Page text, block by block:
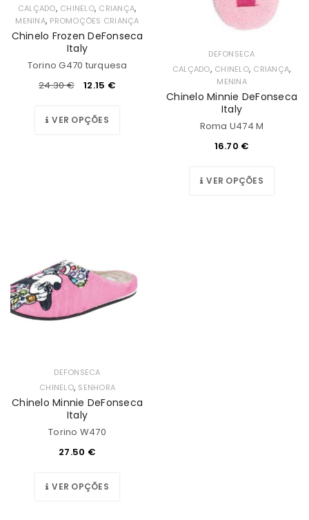
CALÇADO, CHINELO, CRIANÇA,
MENINA, PROMOÇÕES CRIANÇA
Chinelo Frozen DeFonseca
Italy
Torino G470 turquesa
24.30€ 12.15 €
VER OPÇÕES
DEFONSECA
CALÇADO, CHINELO, CRIANÇA,
MENINA
Chinelo Minnie DeFonseca
Italy
Roma U474 M
16.70 €
VER OPÇÕES
DEFONSECA
CHINELO, SENHORA
Chinelo Minnie DeFonseca
Italy
Torino W470
27.50 €
VER OPÇÕES